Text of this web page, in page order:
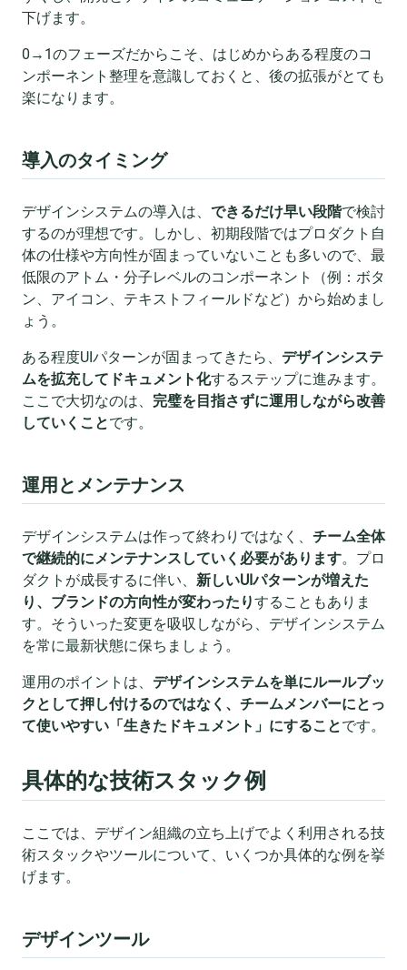
下げます。
0→1のフェーズだからこそ、はじめからある程度のコ
ンポーネント整理を意識しておくと、後の拡張がとても
楽になります。
導入のタイミング
デザインシステムの導入は、 できるだけ早い段階で検討
するのが理想です。しかし、初期段階ではプロダクト自
体の仕様や方向性が固まっていないことも多いので、最
低限のアトム・分子レベルのコンポーネント（例：ボタ
ン、アイコン、テキストフィールドなど）から始めまし
ょう。
ある程度UIパターンが固まってきたら、 デザインシステ
ムを拡充してドキュメント化するステップに進みます。
ここで大切なのは、 完璧を目指さずに運用しながら改善
していくことです。
運用とメンテナンス
デザインシステムは作って終わりではなく、 チーム全体
で継続的にメンテナンスしていく必要があります。プロ
ダクトが成長するに伴い、 新しいUIパターンが増えた
り、ブランドの方向性が変わったりすることもありま
す。そういった変更を吸収しながら、デザインシステム
を常に最新状態に保ちましょう。
運用のポイントは、 デザインシステムを単にルールブッ
クとして押し付けるのではなく、チームメンバーにとっ
て使いやすい「生きたドキュメント」にすることです。
具体的な技術スタック例
ここでは、デザイン組織の立ち上げでよく利用される技
術スタックやツールについて、いくつか具体的な例を挙
げます。
デザインツール